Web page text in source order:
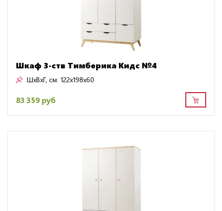
Шкаф 3-ств Тимберика Кидс №4
ШxВxГ, см: 122x198x60
83 359 руб